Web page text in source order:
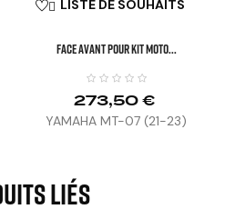
 LISTE DE SOUHAITS
FACE AVANT POUR KIT MOTO...
273,50 €
YAMAHA MT-07 (21-23)
Liés